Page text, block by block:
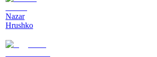
Nazar
Hrushko